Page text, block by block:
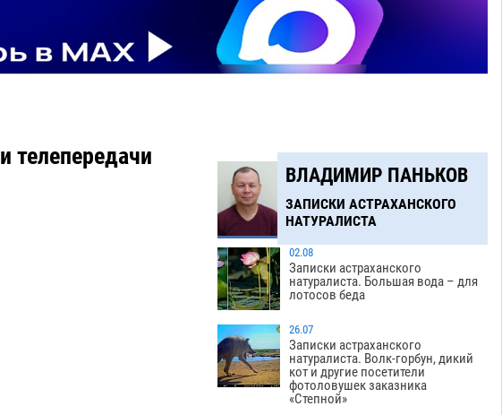
телепередачи
ВЛАДИМИР ПАНЬКОВ
ЗАПИСКИ АСТРАХАНСКОГО
НАТУРАЛИСТА
02.08
Записки астраханского
натуралиста. Большая вода – для
лотосов беда
26.07
Записки астраханского
натуралиста. Волк-горбун, дикий
кот и другие посетители
фотоловушек заказника
«Степной»